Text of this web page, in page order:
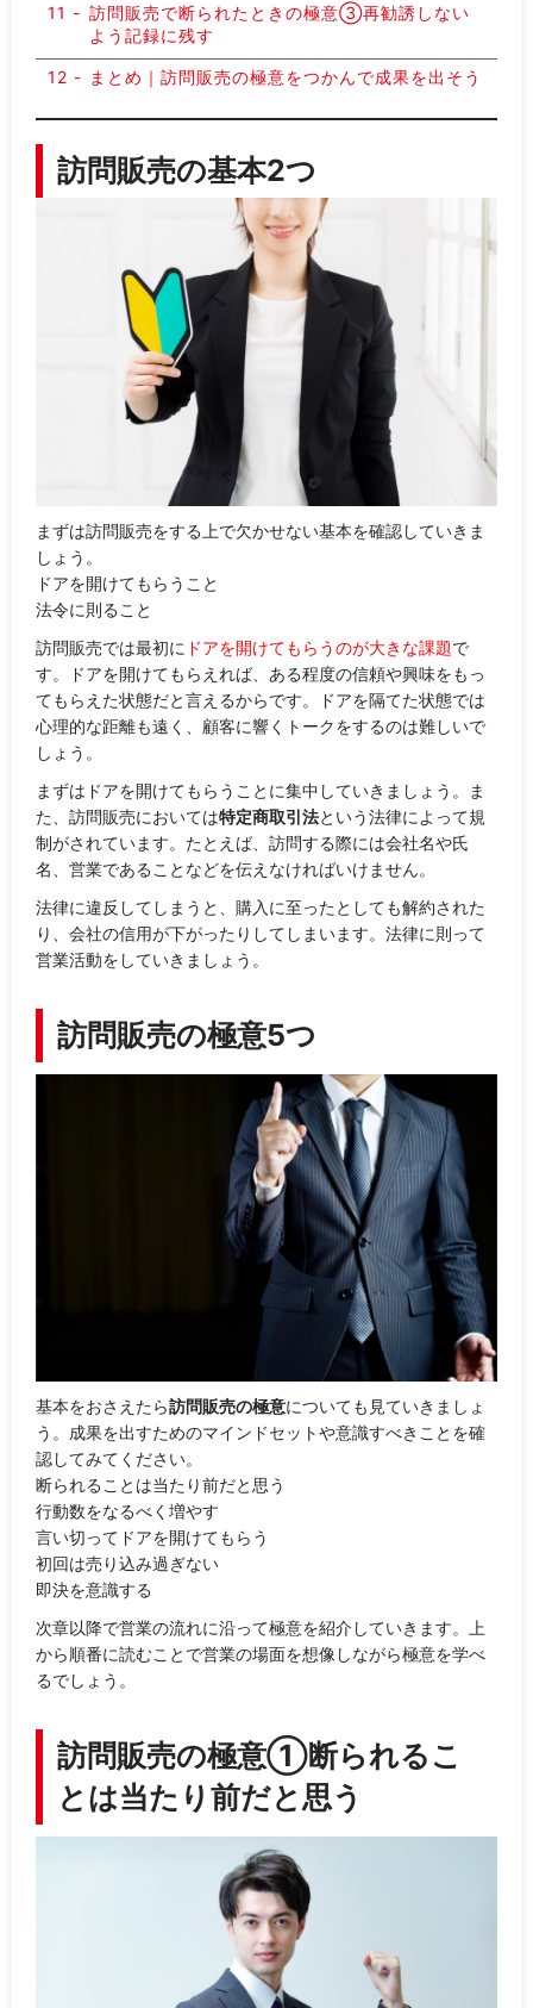
訪問販売で断られたときの極意③再勧誘しない
よう記録に残す
まとめ｜訪問販売の極意をつかんで成果を出そう
訪問販売の基本2つ
まずは訪問販売をする上で欠かせない基本を確認していきま
しょう。
ドアを開けてもらうこと
法令に則ること
訪問販売では最初に ドアを開けてもらうのが大きな課題で
す。ドアを開けてもらえれば、ある程度の信頼や興味をもっ
てもらえた状態だと言えるからです。ドアを隔てた状態では
心理的な距離も遠く、顧客に響くトークをするのは難しいで
しょう。
まずはドアを開けてもらうことに集中していきましょう。ま
た、訪問販売においては特定商取引法という法律によって規
制がされています。たとえば、訪問する際には会社名や氏
名、営業であることなどを伝えなければいけません。
法律に違反してしまうと、購入に至ったとしても解約された
り、会社の信用が下がったりしてしまいます。法律に則って
営業活動をしていきましょう。
訪問販売の極意5つ
基本をおさえたら訪問販売の極意についても見ていきましょ
う。成果を出すためのマインドセットや意識すべきことを確
認してみてください。
断られることは当たり前だと思う
行動数をなるべく増やす
言い切ってドアを開けてもらう
初回は売り込み過ぎない
即決を意識する
次章以降で営業の流れに沿って極意を紹介していきます。上
から順番に読むことで営業の場面を想像しながら極意を学べ
るでしょう。
訪問販売の極意①断られるこ
とは当たり前だと思う